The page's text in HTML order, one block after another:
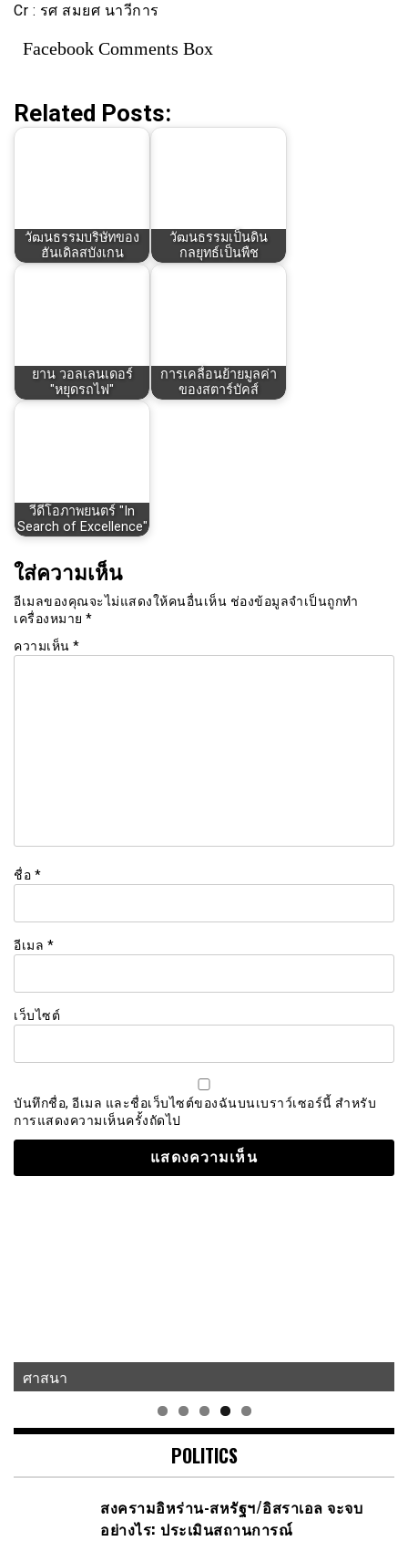
Cr : รศ สมยศ นาวีการ
Facebook Comments Box
Related Posts:
วัฒนธรรมบริษัทของ
ฮันเดิลสบังเกน
วัฒนธรรมเป็นดิน
กลยุทธ์เป็นพืช
ยาน วอลเลนเดอร์
"หยุดรถไฟ"
การเคลื่อนย้ายมูลค่า
ของสตาร์บัคส์
วีดีโอภาพยนตร์ "In
Search of Excellence"
ใส่ความเห็น
อีเมลของคุณจะไม่แสดงให้คนอื่นเห็น ช่องข้อมูลจำเป็นถูกทำ
เครื่องหมาย *
ความเห็น *
ชื่อ *
อีเมล *
เว็บไซต์
บันทึกชื่อ, อีเมล และชื่อเว็บไซต์ของฉันบนเบราว์เซอร์นี้ สำหรับ
การแสดงความเห็นครั้งถัดไป
ศาสนา
แนวคิด-คำคม
POLITICS
สงครามอิหร่าน-สหรัฐฯ/อิสราเอล จะจบ
อย่างไร: ประเมินสถานการณ์